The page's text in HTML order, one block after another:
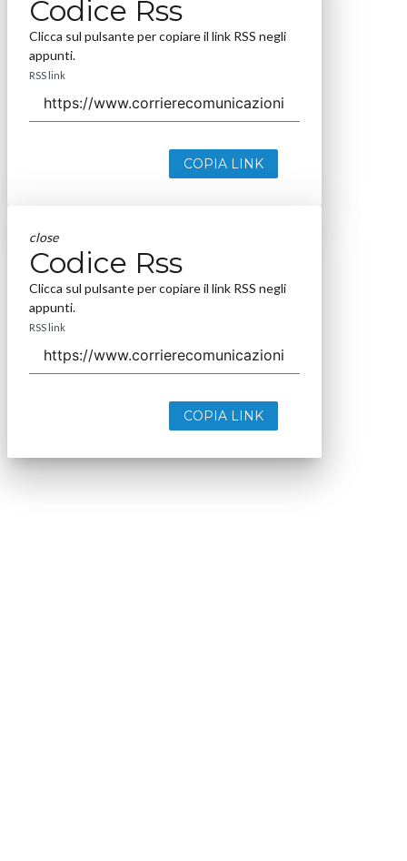
Codice Rss
Clicca sul pulsante per copiare il link RSS negli
appunti.
RSS link
COPIA LINK
close
Codice Rss
Clicca sul pulsante per copiare il link RSS negli
appunti.
RSS link
COPIA LINK